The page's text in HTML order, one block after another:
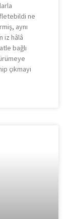
ne
aynı
iz hâlâ
bağlı
çıkmayı